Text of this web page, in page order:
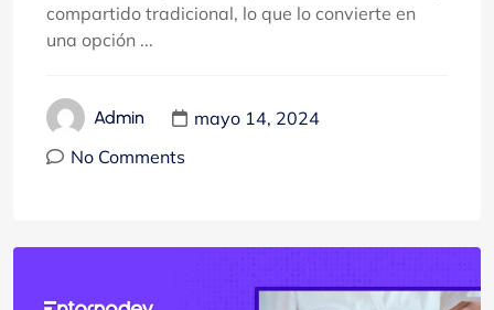
compartido tradicional, lo que lo convierte en
una opción ...
Admin
mayo 14, 2024
No Comments